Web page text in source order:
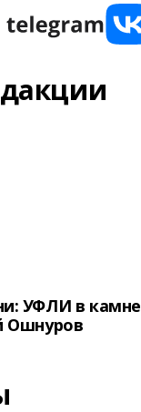
УФЛИ в камне
Ошнуров